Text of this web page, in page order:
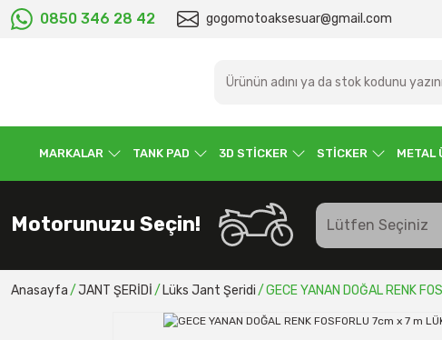
0850 346 28 42 gogomotoaksesuar@gmail.com
MARKALAR TANK PAD 3D STİCKER STİCKER METAL
Motorunuzu Seçin!
Anasayfa JANT ŞERİDİ Lüks Jant Şeridi GECE YANAN DOĞAL RENK